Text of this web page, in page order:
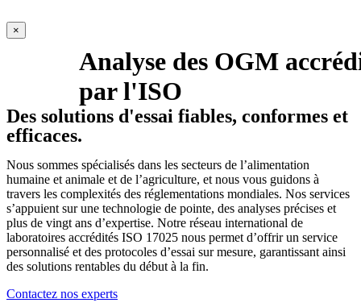
×
Analyse des OGM
par l'ISO
Des solutions d'essai fiables, conformes et
efficaces.
Nous sommes spécialisés dans les secteurs de l’alimentation
humaine et animale et de l’agriculture, et nous vous guidons à
travers les complexités des réglementations mondiales. Nos services
s’appuient sur une technologie de pointe, des analyses précises et
plus de vingt ans d’expertise. Notre réseau international de
laboratoires accrédités ISO 17025 nous permet d’offrir un service
personnalisé et des protocoles d’essai sur mesure, garantissant ainsi
des solutions rentables du début à la fin.
Contactez nos experts